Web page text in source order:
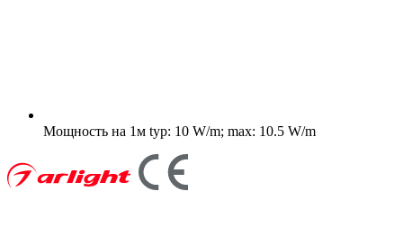
Мощность на 1м typ: 10 W/m; max: 10.5 W/m